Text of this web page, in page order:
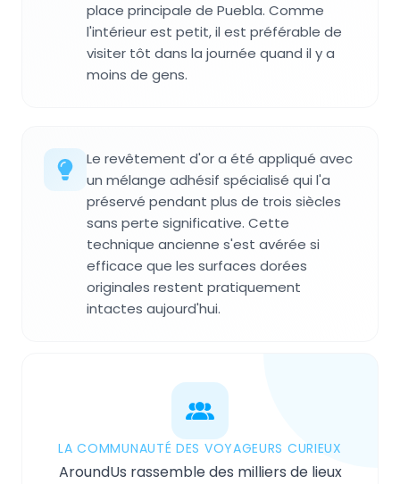
place principale de Puebla. Comme
l'intérieur est petit, il est préférable de
visiter tôt dans la journée quand il y a
moins de gens.
Le revêtement d'or a été appliqué avec
un mélange adhésif spécialisé qui l'a
préservé pendant plus de trois siècles
sans perte significative. Cette
technique ancienne s'est avérée si
efficace que les surfaces dorées
originales restent pratiquement
intactes aujourd'hui.
LA COMMUNAUTÉ DES VOYAGEURS CURIEUX
AroundUs rassemble des milliers de lieux